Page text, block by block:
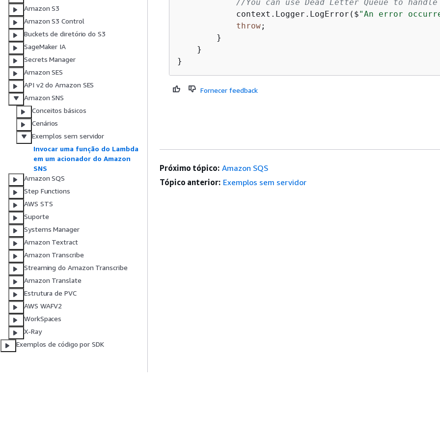
Amazon S3
Amazon S3 Control
Buckets de diretório do S3
SageMaker IA
Secrets Manager
Amazon SES
API v2 do Amazon SES
Amazon SNS
Conceitos básicos
Cenários
Exemplos sem servidor
Invocar uma função do Lambda
em um acionador do Amazon
SNS
Amazon SQS
Step Functions
AWS STS
Suporte
Systems Manager
Amazon Textract
Amazon Transcribe
Streaming do Amazon Transcribe
Amazon Translate
Estrutura de PVC
AWS WAFV2
WorkSpaces
X-Ray
Exemplos de código por SDK
//You can use Dead Letter Queue to
            context.Logger.LogError($
"An error
throw;
        }
    }
Fornecer feedback
Próximo tópico: Amazon SQS
Tópico anterior: Exemplos sem servidor